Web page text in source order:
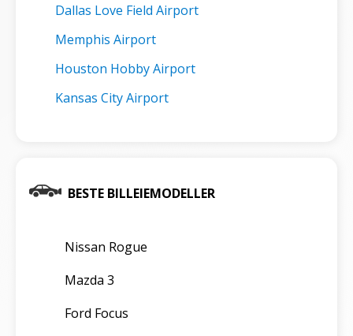
Dallas Love Field Airport
Memphis Airport
Houston Hobby Airport
Kansas City Airport
BESTE BILLEIEMODELLER
Nissan Rogue
Mazda 3
Ford Focus